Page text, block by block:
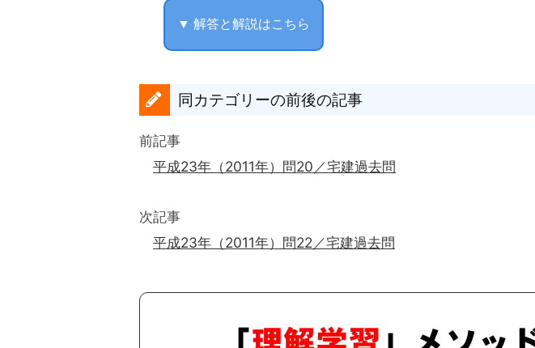
▼ 解答と解説はこちら
同カテゴリーの前後の記事
前記事
平成23年（2011年）問20／宅建過去問
次記事
平成23年（2011年）問22／宅建過去問